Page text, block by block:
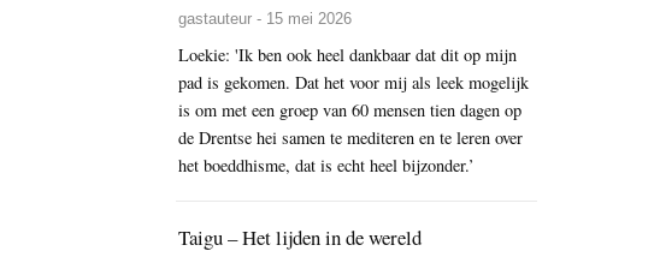
gastauteur - 15 mei 2026
Loekie: 'Ik ben ook heel dankbaar dat dit op mijn
pad is gekomen. Dat het voor mij als leek mogelijk
is om met een groep van 60 mensen tien dagen op
de Drentse hei samen te mediteren en te leren over
het boeddhisme, dat is echt heel bijzonder.’
Taigu – Het lijden in de wereld